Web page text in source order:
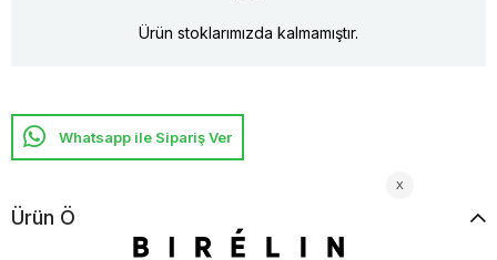
Ürün stoklarımızda kalmamıştır.
Whatsapp ile Sipariş Ver
Ürün Özellikleri